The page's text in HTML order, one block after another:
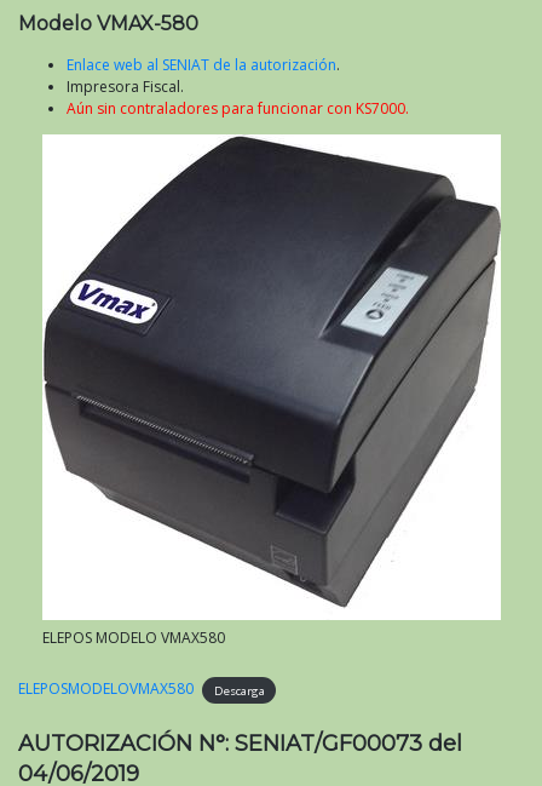
Modelo VMAX-580
Enlace web al SENIAT de la autorización.
Impresora Fiscal.
Aún sin contraladores para funcionar con KS7000.
ELEPOS MODELO VMAX580
ELEPOSMODELOVMAX580 Descarga
AUTORIZACIÓN N°: SENIAT/GF00073 del
04/06/2019